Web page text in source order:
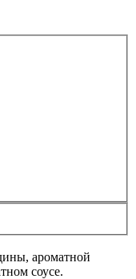
ароматной
соусе.